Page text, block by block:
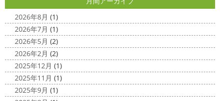
美容院
＊横浜・藤沢・寒川・小田
なりどんどん暖かくなってきましたね
先日は娘の美容院
に行ってきました
腰まで頑張って伸ばした髪の毛をバッ
サリ切りたいとの事だったで数年ぶりの美容院に
30セン
チほど切る ...
さてさて、先日のサーフレッスン
ちょっとご無沙 ...
2020/11/30
Bali
＊湘南の外壁塗装専門店＊
こんにちは!! 今日はバリショットを少しだ
け
南国 ウルワツ
海パンで海に入
れるって最高ですね
だまだ普通にバリに行く事は難しいですが、早く自由に海
2026年8月 (1)
2026年7月 (1)
2026年5月 (2)
2026年2月 (2)
2025年12月 (1)
2025年11月 (1)
2025年9月 (1)